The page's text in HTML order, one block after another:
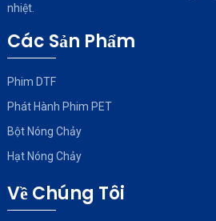
nhiệt.
Các Sản Phẩm
Phim DTF
Phát Hành Phim PET
Bột Nóng Chảy
Hạt Nóng Chảy
Về Chúng Tôi